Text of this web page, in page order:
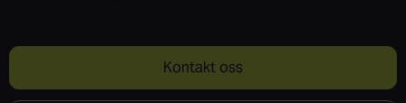
Kontakt oss